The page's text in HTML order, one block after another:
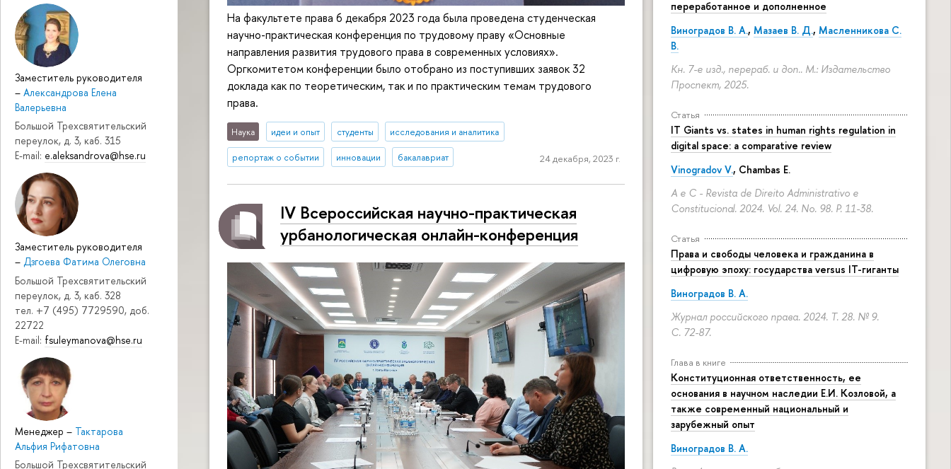
Заместитель руководителя
– Александрова Елена
Валерьевна
Большой Трехсвятительский
переулок, д. 3, каб. 315
E-mail: e.aleksandrova@hse.ru
Заместитель руководителя
– Дзгоева Фатима Олеговна
Большой Трехсвятительский
переулок, д. 3, каб. 328
тел. +7 (495) 7729590, доб.
22722
E-mail: fsuleymanova@hse.ru
Менеджер – Тактарова
Альфия Рифатовна
Большой Трехсвятительский
переработанное и дополненное
Виноградов В. А., Мазаев В. Д., Масленникова С.
В.
Кн. 7-е изд., перераб. и доп.. М.: Издательство
Проспект, 2025.
Статья
IT Giants vs. states in human rights regulation in
digital space: a comparative review
Vinogradov V., Chambas E.
A e C - Revista de Direito Administrativo e
Constitucional. 2024. Vol. 24. No. 98. P. 11-38.
Статья
Права и свободы человека и гражданина в
цифровую эпоху: государства versus IT-гиганты
Виноградов В. А.
Журнал российского права. 2024. Т. 28. № 9.
С. 72-87.
Глава в книге
Конституционная ответственность, ее
основания в научном наследии Е.И. Козловой, а
также современный национальный и
зарубежный опыт
Виноградов В. А.
На факультете права 6 декабря 2023 года была проведена студенческая
научно-практическая конференция по трудовому праву «Основные
направления развития трудового права в современных условиях».
Оргкомитетом конференции было отобрано из поступивших заявок 32
доклада как по теоретическим, так и по практическим темам трудового
права.
Наука идеи и опыт студенты исследования и аналитика
репортаж о событии инновации бакалавриат 24 декабря, 2023 г.
IV Всероссийская научно-практическая
урбанологическая онлайн-конференция